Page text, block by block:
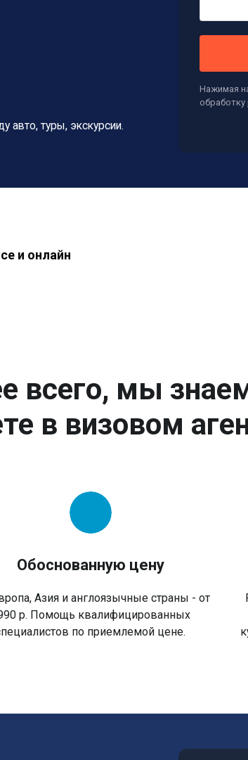
авто, туры, экскурсии.
Нажимая
обработку
и онлайн
всего, мы
в визовом
Обоснованную цену
Азия и англоязычные страны - от
р. Помощь квалифицированных
по приемлемой цене.